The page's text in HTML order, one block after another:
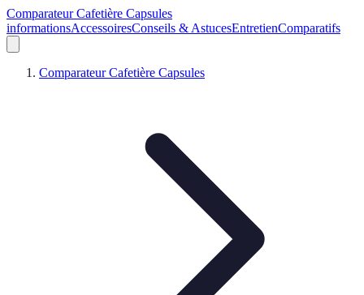
Comparateur Cafetière Capsules
informationsAccessoiresConseils & AstucesEntretienComparatifs
Comparateur Cafetière Capsules